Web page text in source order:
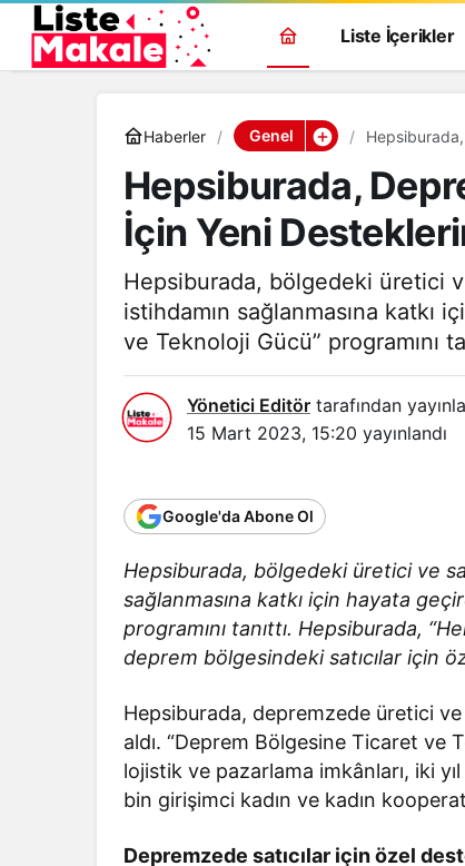
Liste İçerikler
Haberler Genel
Hepsiburada,
İçin Yeni
Hepsiburada, bölgedeki üretici
istihdamın sağlanmasına katkı
ve Teknoloji Gücü” programını
Yönetici Editör tarafından
15 Mart 2023, 15:20 yayınlandı
Google'da Abone Ol
Hepsiburada, bölgedeki üretici ve
sağlanmasına katkı için hayata
programını tanıttı. Hepsiburada,
deprem bölgesindeki satıcılar için
Hepsiburada, depremzede üretici ve
aldı. “Deprem Bölgesine Ticaret ve
lojistik ve pazarlama imkânları, iki
bin girişimci kadın ve kadın
Depremzede satıcılar için özel